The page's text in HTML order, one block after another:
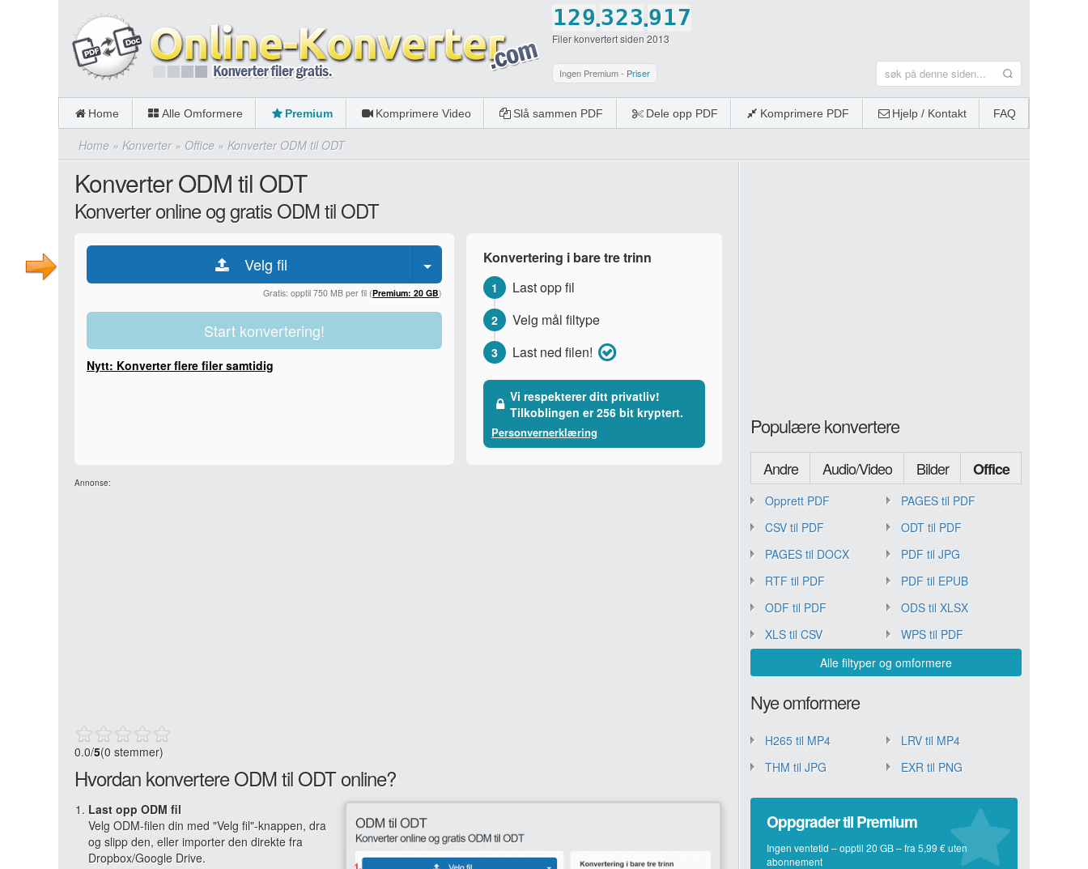
1
2
3
4
5
6
0
2
3
4
5
6
7
9
0
.3
4
5
6
7
8
2
3
4
5
6
7
3
4
5
6
7
8
.9
0
1
2
4
5
6
7
0
Filer konvertert siden 2013
Ingen Premium - Priser
Home Alle Omformere Premium Komprimere Video Slå sammen PDF Dele opp PDF Komprimere PDF Hjelp / Kontakt FAQ
Home » Konverter» Office » Konverter ODM til ODT
Konverter ODM til ODT
Konverter online og gratis ODM til ODT
Velg fil
Gratis: opptil 750 MB per fil (Premium: 20 GB)
Start konvertering!
Nytt: Konverter flere filer samtidig
Konvertering i bare tre trinn
1 Last opp fil
2 Velg mål filtype
3 Last ned filen!
Vi respekterer ditt privatliv!
Tilkoblingen er 256 bit kryptert.
Personvernerklæring
Annonse:
0.0/5(0 stemmer)
Hvordan konvertere ODM til ODT online?
Last opp ODM fil
Velg ODM-filen din med "Velg fil"-knappen, dra
og slipp den, eller importer den direkte fra
Dropbox/Google Drive.
Populære konvertere
Andre Audio/Video Bilder Office
Opprett PDF
PAGES til PDF
CSV til PDF
ODT til PDF
PAGES til DOCX
PDF til JPG
RTF til PDF
PDF til EPUB
ODF til PDF
ODS til XLSX
XLS til CSV
WPS til PDF
Alle filtyper og omformere
Nye omformere
H265 til MP4
LRV til MP4
THM til JPG
EXR til PNG
Oppgrader til Premium
Ingen ventetid – opptil 20 GB – fra 5,99 € uten
abonnement